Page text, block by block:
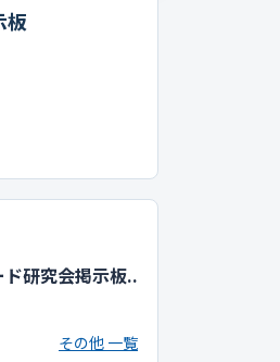
板
研究会掲示板..
その他 一覧